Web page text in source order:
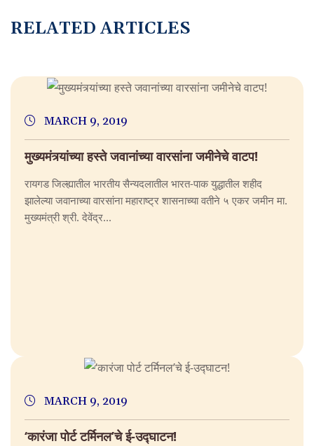
RELATED ARTICLES
MARCH 9, 2019
मुख्यमंत्र्यांच्या हस्ते जवानांच्या वारसांना जमीनेचे वाटप!
रायगड जिल्ह्यातील भारतीय सैन्यदलातील भारत-पाक युद्धातील शहीद
झालेल्या जवानाच्या वारसांना महाराष्ट्र शासनाच्या वतीने ५ एकर जमीन मा.
मुख्यमंत्री श्री. देवेंद्र...
MARCH 9, 2019
‘कारंजा पोर्ट टर्मिनल’चे ई-उद्घाटन!